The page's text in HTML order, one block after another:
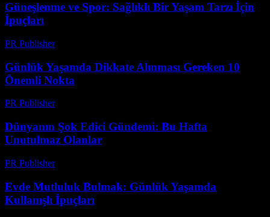
Güneşlenme ve Spor: Sağlıklı Bir Yaşam Tarzı İçin
İpuçları
PR Publisher-
Günlük Yaşamda Dikkate Alınması Gereken 10
Önemli Nokta
PR Publisher-
Dünyanın Şok Edici Gündemi: Bu Hafta
Unutulmaz Olanlar
PR Publisher-
Evde Mutluluk Bulmak: Günlük Yaşamda
Kullanışlı İpuçları